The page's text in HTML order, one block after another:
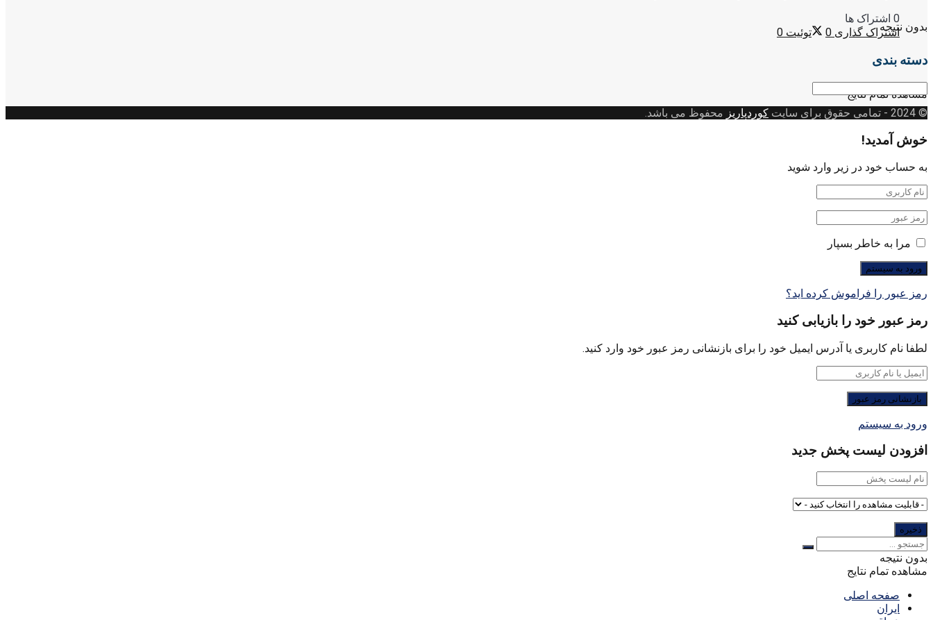
بدون نتیجه
مشاهده تمام نتایج
0 اشتراک ها
اشتراک گذاری 0 توئیت 0
دسته بندی
دسته
بندی
© 2024
- تمامی حقوق برای سایت کوردپاریز محفوظ می باشد.
خوش آمدید!
به حساب خود در زیر وارد شوید
مرا به خاطر بسپار
رمز عبور را فراموش کرده اید؟
رمز عبور خود را بازیابی کنید
لطفا نام کاربری یا آدرس ایمیل خود را برای بازنشانی رمز عبور خود وارد کنید.
ورود به سیستم
افزودن لیست پخش جدید
بدون نتیجه
مشاهده تمام نتایج
صفحه اصلی
ایران